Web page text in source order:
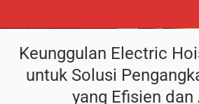
Keunggulan Electric
untuk Solusi
yang Efisien dan